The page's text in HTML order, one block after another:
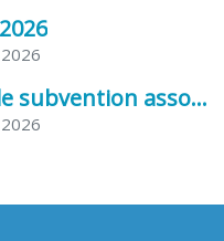
CERFA demande de subvention association